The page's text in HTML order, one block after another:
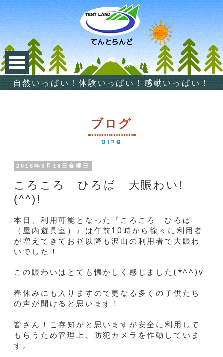
自然いっぱい！体験いっぱい！感動いっぱい！
ブログ
Blog
2016年3月18日金曜日
ころころ ひろば 大賑わい!
(^^)!
本日、利用可能となった『ころころ ひろば
（屋内遊具室）』は午前10時から徐々に利用者
が増えてきてお昼以降も沢山の利用者で大賑わ
いでした！
この賑わいはとても懐かしく感じました(*^^)v
春休みにも入りますので更なる多くの子供たち
の声が聞けると思います！
皆さん！ご存知かと思いますが安全に利用して
もらうため管理上、防犯カメラを作動していま
す。